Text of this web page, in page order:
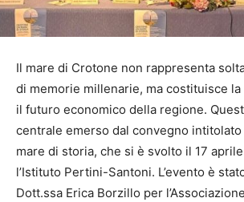
Il mare di Crotone non rappresenta
di memorie millenarie, ma costituisce
il futuro economico della regione.
centrale emerso dal convegno
mare di storia, che si è svolto il 17
l’Istituto Pertini-Santoni. L’evento è
Dott.ssa Erica Borzillo per